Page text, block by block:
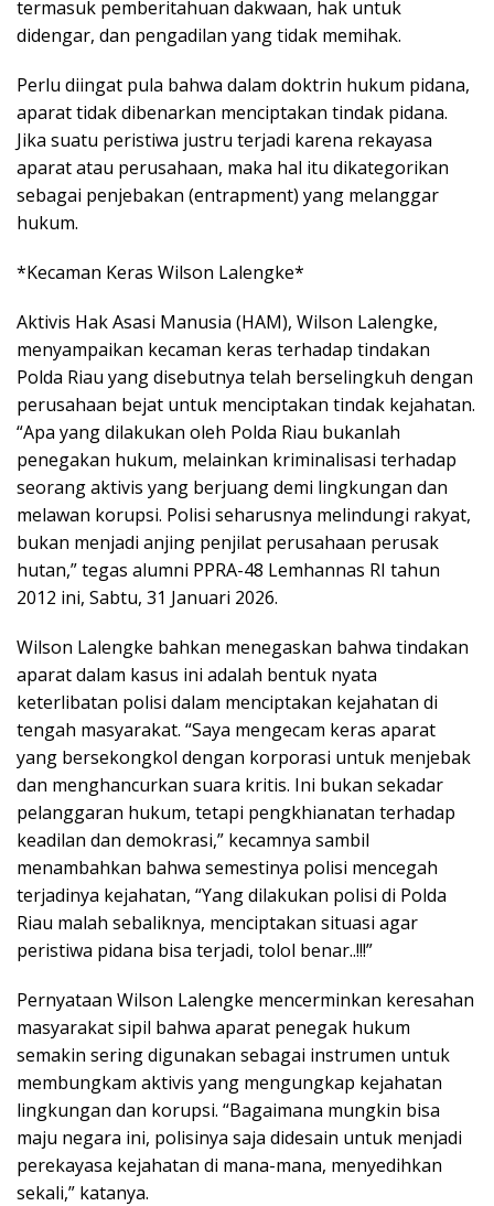
termasuk pemberitahuan dakwaan, hak untuk
didengar, dan pengadilan yang tidak memihak.
Perlu diingat pula bahwa dalam doktrin hukum pidana,
aparat tidak dibenarkan menciptakan tindak pidana.
Jika suatu peristiwa justru terjadi karena rekayasa
aparat atau perusahaan, maka hal itu dikategorikan
sebagai penjebakan (entrapment) yang melanggar
hukum.
*Kecaman Keras Wilson Lalengke*
Aktivis Hak Asasi Manusia (HAM), Wilson Lalengke,
menyampaikan kecaman keras terhadap tindakan
Polda Riau yang disebutnya telah berselingkuh dengan
perusahaan bejat untuk menciptakan tindak kejahatan.
“Apa yang dilakukan oleh Polda Riau bukanlah
penegakan hukum, melainkan kriminalisasi terhadap
seorang aktivis yang berjuang demi lingkungan dan
melawan korupsi. Polisi seharusnya melindungi rakyat,
bukan menjadi anjing penjilat perusahaan perusak
hutan,” tegas alumni PPRA-48 Lemhannas RI tahun
2012 ini, Sabtu, 31 Januari 2026.
Wilson Lalengke bahkan menegaskan bahwa tindakan
aparat dalam kasus ini adalah bentuk nyata
keterlibatan polisi dalam menciptakan kejahatan di
tengah masyarakat. “Saya mengecam keras aparat
yang bersekongkol dengan korporasi untuk menjebak
dan menghancurkan suara kritis. Ini bukan sekadar
pelanggaran hukum, tetapi pengkhianatan terhadap
keadilan dan demokrasi,” kecamnya sambil
menambahkan bahwa semestinya polisi mencegah
terjadinya kejahatan, “Yang dilakukan polisi di Polda
Riau malah sebaliknya, menciptakan situasi agar
peristiwa pidana bisa terjadi, tolol benar..!!!”
Pernyataan Wilson Lalengke mencerminkan keresahan
masyarakat sipil bahwa aparat penegak hukum
semakin sering digunakan sebagai instrumen untuk
membungkam aktivis yang mengungkap kejahatan
lingkungan dan korupsi. “Bagaimana mungkin bisa
maju negara ini, polisinya saja didesain untuk menjadi
perekayasa kejahatan di mana-mana, menyedihkan
sekali,” katanya.